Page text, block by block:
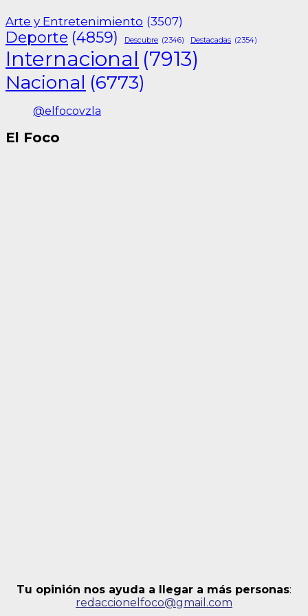
Arte y Entretenimiento (3507)
Deporte (4859) Descubre (2346) Destacadas (2354)
Internacional (7913)
Nacional (6773)
@elfocovzla
El Foco
Tu opinión nos ayuda a llegar a más personas:
redaccionelfoco@gmail.com